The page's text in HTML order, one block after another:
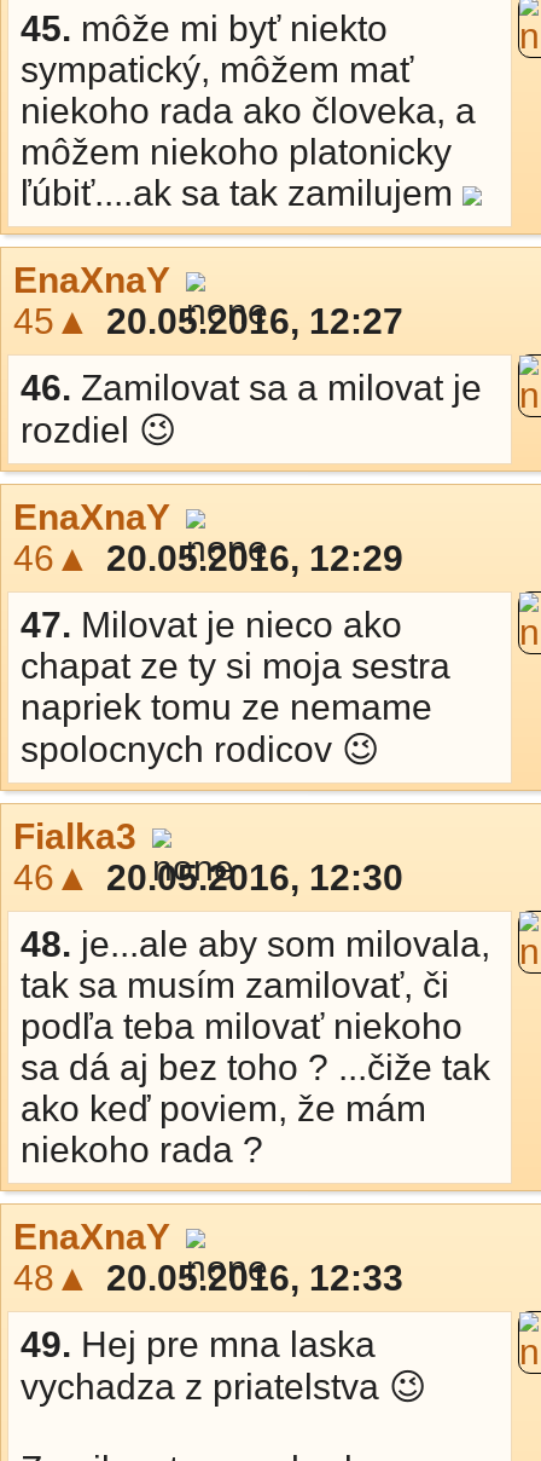
45. môže mi byť niekto
sympatický, môžem mať
niekoho rada ako človeka, a
môžem niekoho platonicky
ľúbiť....ak sa tak zamilujem
EnaXnaY
45▲
20.05.2016, 12:27
46. Zamilovat sa a milovat je
rozdiel 😉
EnaXnaY
46▲
20.05.2016, 12:29
47. Milovat je nieco ako
chapat ze ty si moja sestra
napriek tomu ze nemame
spolocnych rodicov 😉
Fialka3
46▲
20.05.2016, 12:30
48. je...ale aby som milovala,
tak sa musím zamilovať, či
podľa teba milovať niekoho
sa dá aj bez toho ? ...čiže tak
ako keď poviem, že mám
niekoho rada ?
EnaXnaY
48▲
20.05.2016, 12:33
49. Hej pre mna laska
vychadza z priatelstva 😉